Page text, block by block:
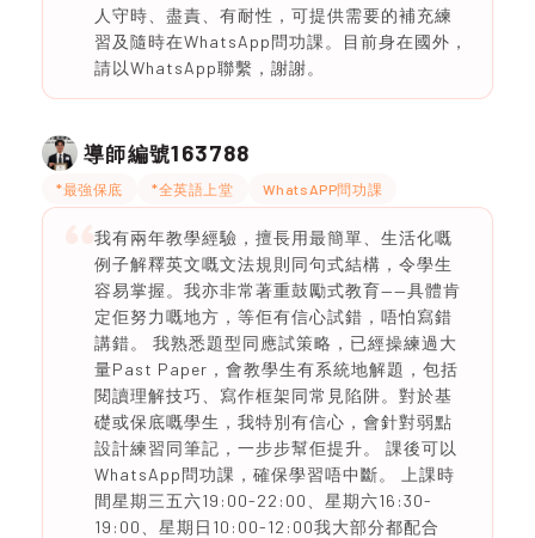
人守時、盡責、有耐性，可提供需要的補充練
習及隨時在WhatsApp問功課。目前身在國外，
請以WhatsApp聯繫，謝謝。
導師編號163788
*最強保底 *全英語上堂 WhatsAPP問功課
我有兩年教學經驗，擅長用最簡單、生活化嘅
例子解釋英文嘅文法規則同句式結構，令學生
容易掌握。我亦非常著重鼓勵式教育——具體肯
定佢努力嘅地方，等佢有信心試錯，唔怕寫錯
講錯。 我熟悉題型同應試策略，已經操練過大
量Past Paper，會教學生有系統地解題，包括
閱讀理解技巧、寫作框架同常見陷阱。對於基
礎或保底嘅學生，我特別有信心，會針對弱點
設計練習同筆記，一步步幫佢提升。 課後可以
WhatsApp問功課，確保學習唔中斷。 上課時
間星期三五六19:00-22:00、星期六16:30-
19:00、星期日10:00-12:00我大部分都配合